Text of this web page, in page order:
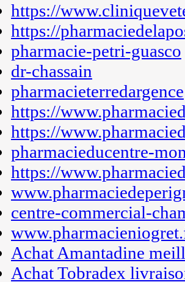
https://
https://
pharmacie-petri-guasco
dr-chassain
pharmacieterredargence
https://
https://
pharmacieducentre-
https://
centre-commercial-
Achat Amantadine
Achat Tobradex